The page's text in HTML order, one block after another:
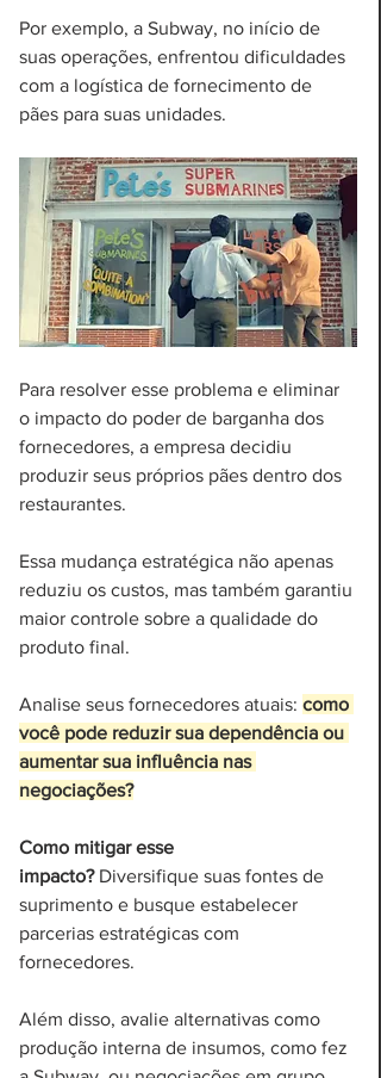
Por exemplo, a Subway, no início de
suas operações, enfrentou dificuldades
com a logística de fornecimento de
pães para suas unidades.
Para resolver esse problema e eliminar
o impacto do poder de barganha dos
fornecedores, a empresa decidiu
produzir seus próprios pães dentro dos
restaurantes.
Essa mudança estratégica não apenas
reduziu os custos, mas também garantiu
maior controle sobre a qualidade do
produto final.
Analise seus fornecedores atuais: como
você pode reduzir sua dependência ou
aumentar sua influência nas
negociações?
Como mitigar esse
impacto? Diversifique suas fontes de
suprimento e busque estabelecer
parcerias estratégicas com
fornecedores.
Além disso, avalie alternativas como
produção interna de insumos, como fez